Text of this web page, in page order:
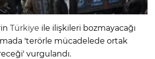
Türkiye ile ilişkileri bozmayacağı
'terörle mücadelede ortak
vurgulandı.